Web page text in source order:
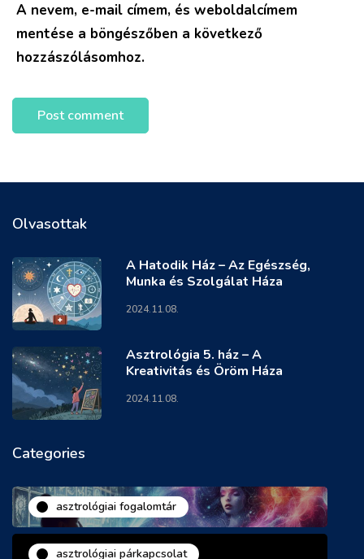
A nevem, e-mail címem, és weboldalcímem
mentése a böngészőben a következő
hozzászólásomhoz.
Olvasottak
A Hatodik Ház – Az Egészség,
Munka és Szolgálat Háza
2024.11.08.
Asztrológia 5. ház – A
Kreativitás és Öröm Háza
2024.11.08.
Categories
asztrológiai fogalomtár
asztrológiai párkapcsolat